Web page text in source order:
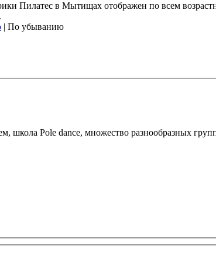
Пилатес в Мытищах отображен по всем
| По убыванию
Pole dance, множество разнообразных